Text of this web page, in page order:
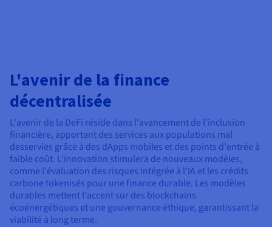
L'avenir de la finance
décentralisée
L'avenir de la DeFi réside dans l'avancement de l'inclusion
financière, apportant des services aux populations mal
desservies grâce à des dApps mobiles et des points d'entrée à
faible coût. L'innovation stimulera de nouveaux modèles,
comme l'évaluation des risques intégrée à l'IA et les crédits
carbone tokenisés pour une finance durable. Les modèles
durables mettent l'accent sur des blockchains
écoénergétiques et une gouvernance éthique, garantissant la
viabilité à long terme.